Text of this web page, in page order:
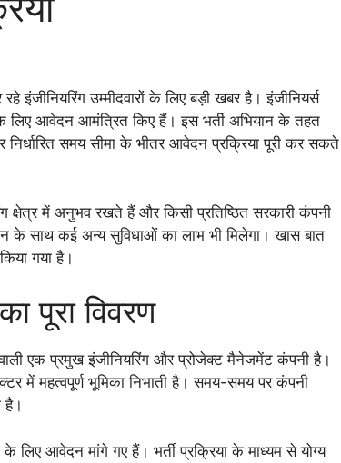
इंजीनियरिंग उम्मीदवारों के लिए बड़ी खबर है। इंजीनियर्स
के लिए आवेदन आमंत्रित किए हैं। इस भर्ती अभियान के तहत
समय सीमा के भीतर आवेदन प्रक्रिया पूरी कर सकते
क्षेत्र में अनुभव रखते हैं और किसी प्रतिष्ठित सरकारी कंपनी
के साथ कई अन्य सुविधाओं का लाभ भी मिलेगा। खास बात
गया है।
पूरा विवरण
एक प्रमुख इंजीनियरिंग और प्रोजेक्ट मैनेजमेंट कंपनी है।
में महत्वपूर्ण भूमिका निभाती है। समय-समय पर कंपनी
है।
लिए आवेदन मांगे गए हैं। भर्ती प्रक्रिया के माध्यम से योग्य